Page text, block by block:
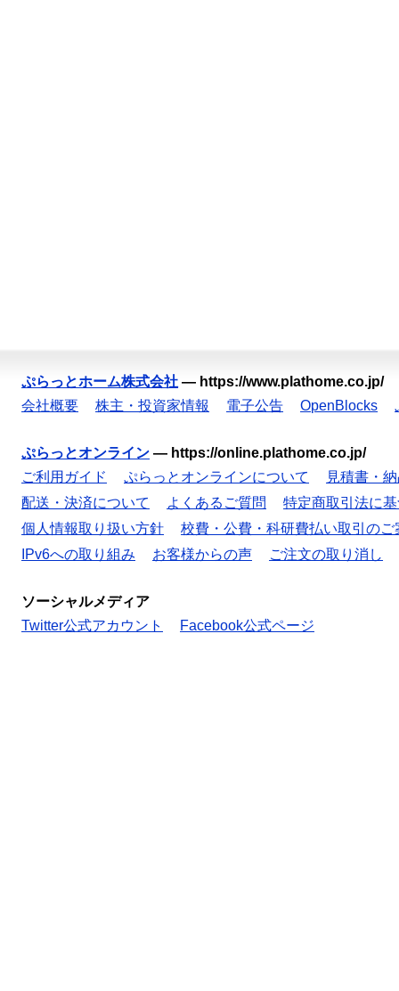
ぷらっとホーム株式会社 — https://www.plathome.co.jp/
会社概要
株主・投資家情報 電子公告 OpenBlocks
ぷらっとオンライン — https://online.plathome.co.jp/
ご利用ガイド
ぷらっとオンラインについて
見積書・
配送・決済について
よくあるご質問
特定商取引法に
個人情報取り扱い方針
校費・公費・科研費払い取引のご
IPv6への取り組み
お客様からの声 ご注文の取り消し
ソーシャルメディア
Twitter公式アカウント
Facebook公式ページ